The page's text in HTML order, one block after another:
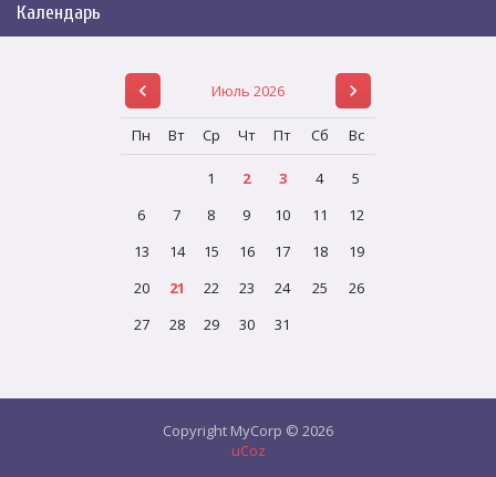
Календарь
Июль 2026
Пн Вт Ср Чт Пт Сб Вс
1 2 3 4
5
6
7 8 9 10 11
12
13
14 15 16 17 18
19
20
21 22 23 24 25
26
27
28 29 30 31
Copyright MyCorp © 2026
uCoz